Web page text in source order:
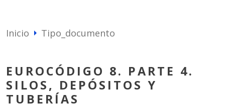
Inicio arrow_right Tipo_documento
EUROCÓDIGO 8. PARTE 4.
SILOS, DEPÓSITOS Y
TUBERÍAS